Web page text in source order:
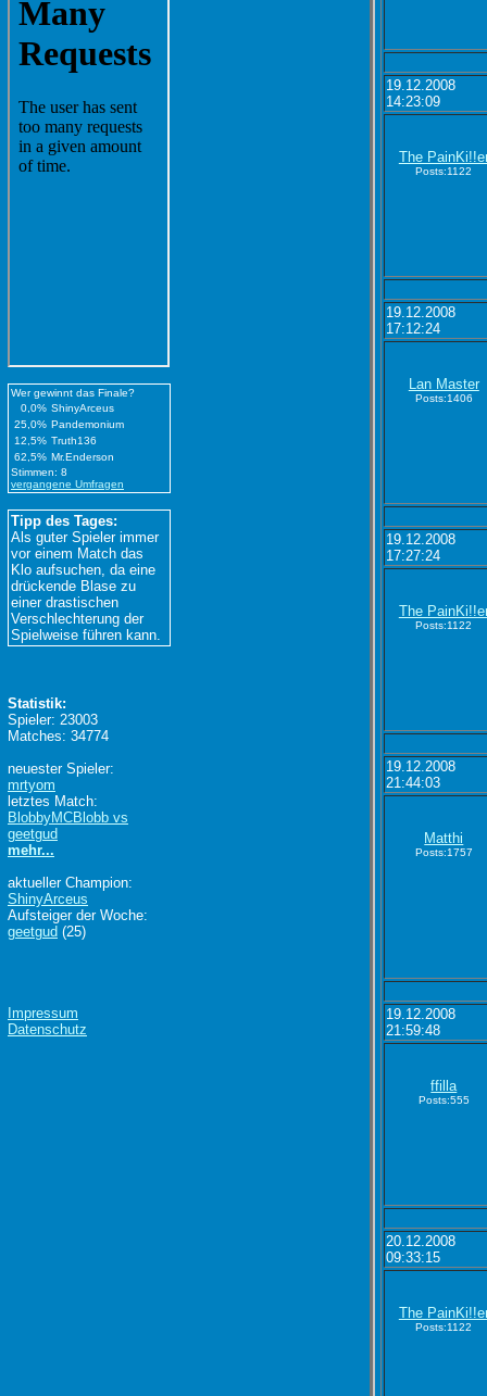
19.12.2008
14:23:09
The
Posts:1122
19.12.2008
17:12:24
Lan Master
Posts:1406
19.12.2008
17:27:24
The
Posts:1122
19.12.2008
21:44:03
Matthi
Posts:1757
19.12.2008
21:59:48
ffilla
Posts:555
20.12.2008
09:33:15
The
Posts:1122
Wer gewinnt das Finale?
0,0% ShinyArceus
25,0% Pandemonium
12,5% Truth136
62,5% Mr.Enderson
Stimmen: 8
vergangene Umfragen
Tipp des Tages:
Als guter Spieler immer
vor einem Match das
Klo aufsuchen, da eine
drückende Blase zu
einer drastischen
Verschlechterung der
Spielweise führen kann.
Statistik:
Spieler: 23003
Matches: 34774
neuester Spieler:
mrtyom
letztes Match:
BlobbyMCBlobb vs
geetgud
mehr...
aktueller Champion:
ShinyArceus
Aufsteiger der Woche:
geetgud (25)
Impressum
Datenschutz